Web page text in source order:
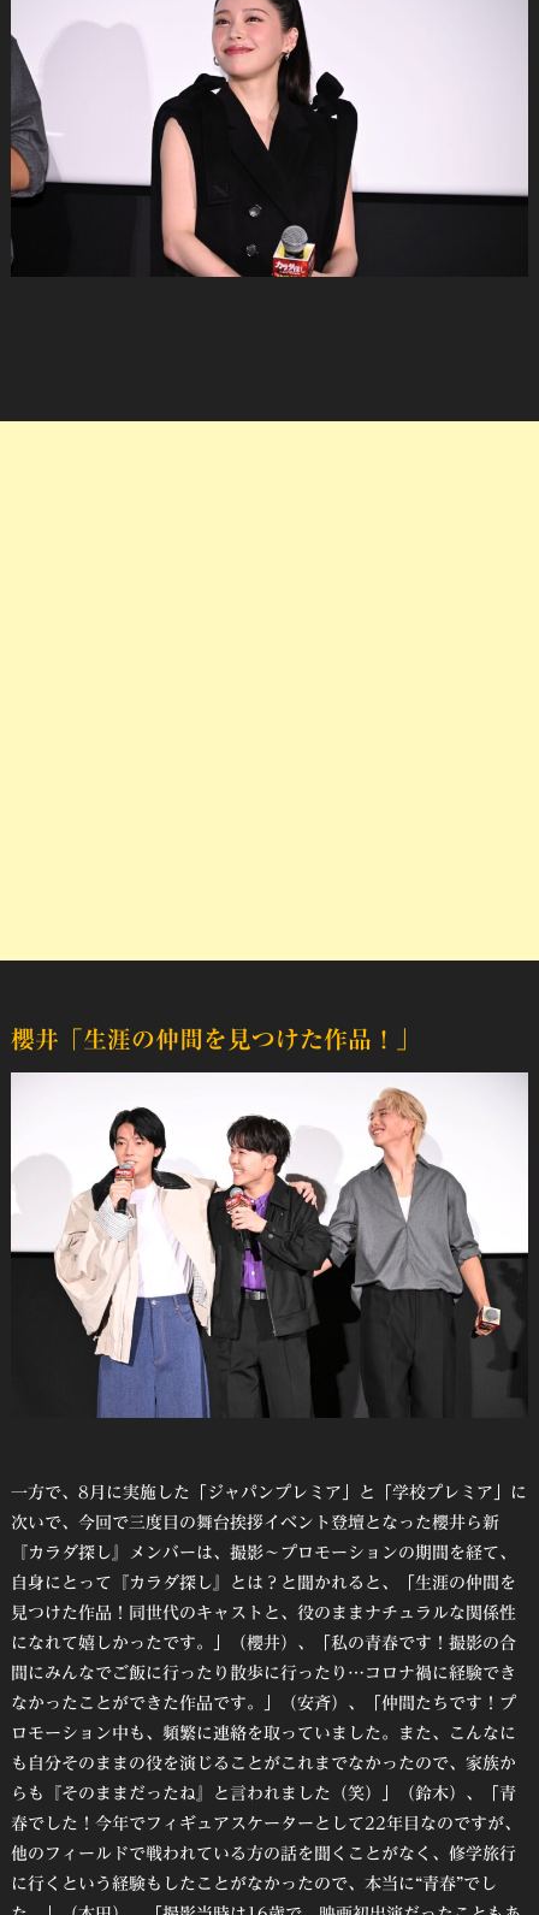
櫻井「生涯の仲間を見つけた作品！」
一方で、8月に実施した「ジャパンプレミア」と「学校プレミア」に
次いで、今回で三度目の舞台挨拶イベント登壇となった櫻井ら新
『カラダ探し』メンバーは、撮影～プロモーションの期間を経て、
自身にとって『カラダ探し』とは？と聞かれると、「生涯の仲間を
見つけた作品！同世代のキャストと、役のままナチュラルな関係性
になれて嬉しかったです。」（櫻井）、「私の青春です！撮影の合
間にみんなでご飯に行ったり散歩に行ったり…コロナ禍に経験でき
なかったことができた作品です。」（安斉）、「仲間たちです！プ
ロモーション中も、頻繁に連絡を取っていました。また、こんなに
も自分そのままの役を演じることがこれまでなかったので、家族か
らも『そのままだったね』と言われました（笑）」（鈴木）、「青
春でした！今年でフィギュアスケーターとして22年目なのですが、
他のフィールドで戦われている方の話を聞くことがなく、修学旅行
に行くという経験もしたことがなかったので、本当に“青春”でし